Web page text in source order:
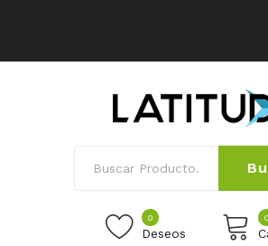
0
Deseos
0